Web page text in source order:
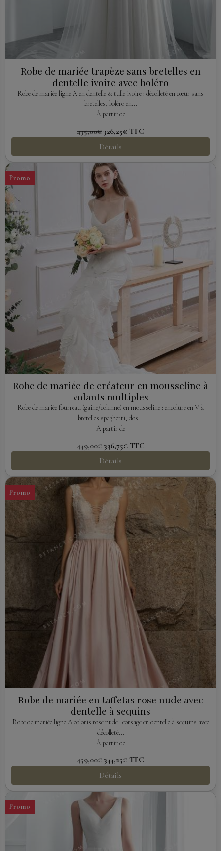
Robe de mariée trapèze sans bretelles en
dentelle ivoire avec boléro
Robe de mariée ligne A en dentelle & tulle ivoire : décolleté en cœur sans
bretelles, boléro en...
À partir de
435,00€ 326,25€ TTC
Détails
Promo
Robe de mariée de créateur en mousseline à
volants multiples
Robe de mariée fourreau (gaine/colonne) en mousseline : encolure en V à
bretelles spaghetti, dos...
À partir de
449,00€ 336,75€ TTC
Détails
Promo
Robe de mariée en taffetas rose nude avec
dentelle à sequins
Robe de mariée ligne A coloris rose nude : corsage en dentelle à sequins avec
décolleté...
À partir de
459,00€ 344,25€ TTC
Détails
Promo